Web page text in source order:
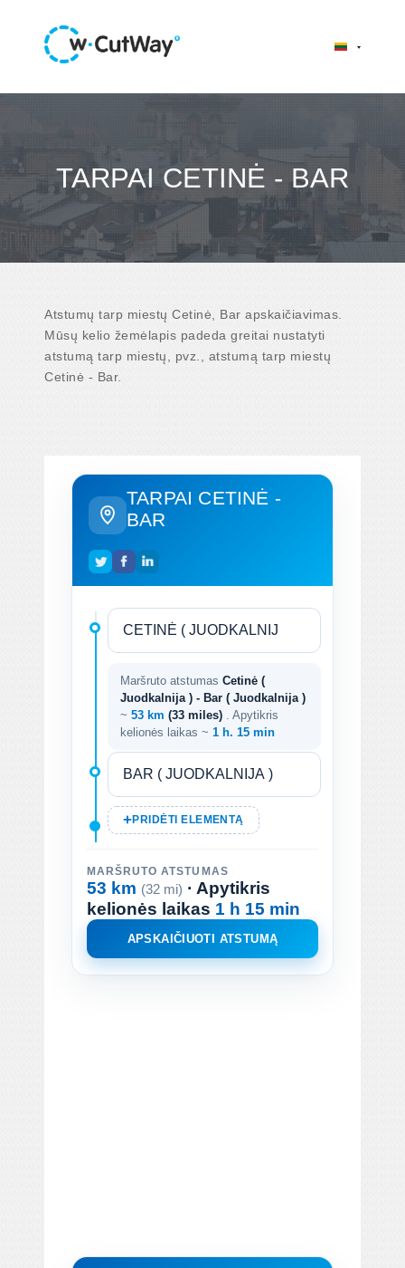
TARPAI CETINĖ - BAR
Atstumų tarp miestų Cetinė, Bar apskaičiavimas.
Mūsų kelio žemėlapis padeda greitai nustatyti
atstumą tarp miestų, pvz., atstumą tarp miestų
Cetinė - Bar.
TARPAI CETINĖ -
BAR
Maršruto atstumas Cetinė (
Juodkalnija ) - Bar ( Juodkalnija )
~ 53 km (33 miles)
. Apytikris
kelionės laikas ~ 1 h. 15 min
PRIDĖTI ELEMENTĄ
MARŠRUTO ATSTUMAS
53 km (32 mi) · Apytikris
kelionės laikas 1 h 15 min
APSKAIČIUOTI ATSTUMĄ